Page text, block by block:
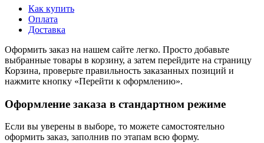
Как купить
Оплата
Доставка
Оформить заказ на нашем сайте легко. Просто добавьте
выбранные товары в корзину, а затем перейдите на страницу
Корзина, проверьте правильность заказанных позиций и
нажмите кнопку «Перейти к оформлению».
Оформление заказа в стандартном режиме
Если вы уверены в выборе, то можете самостоятельно
оформить заказ, заполнив по этапам всю форму.